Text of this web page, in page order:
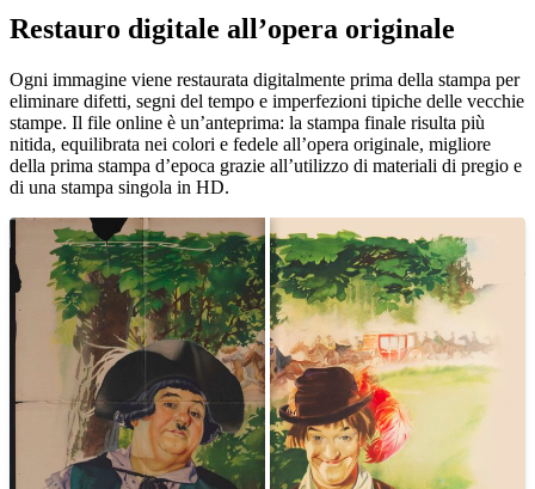
Restauro digitale all’opera originale
Ogni immagine viene restaurata digitalmente prima della stampa per
eliminare difetti, segni del tempo e imperfezioni tipiche delle vecchie
stampe. Il file online è un’anteprima: la stampa finale risulta più
nitida, equilibrata nei colori e fedele all’opera originale, migliore
della prima stampa d’epoca grazie all’utilizzo di materiali di pregio e
di una stampa singola in HD.